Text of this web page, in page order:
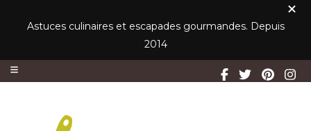
Astuces culinaires et escapades gourmandes. Depuis
2014